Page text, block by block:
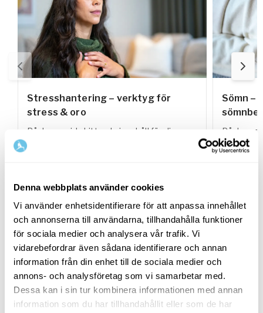
Denna webbplats använder cookies
Vi använder enhetsidentifierare för att anpassa innehållet
och annonserna till användarna, tillhandahålla funktioner
för sociala medier och analysera vår trafik. Vi
vidarebefordrar även sådana identifierare och annan
information från din enhet till de sociala medier och
annons- och analysföretag som vi samarbetar med.
Dessa kan i sin tur kombinera informationen med annan
information som du har tillhandahållit eller som de har
Stresshantering – verktyg för
stress & oro
På denna sida hittar du innehåll för dig som
Sömn –
På denna
vill lära
förbättra
Relaterade LIVE-sessioner
09 augusti
17:00 -18:00 GMT+0